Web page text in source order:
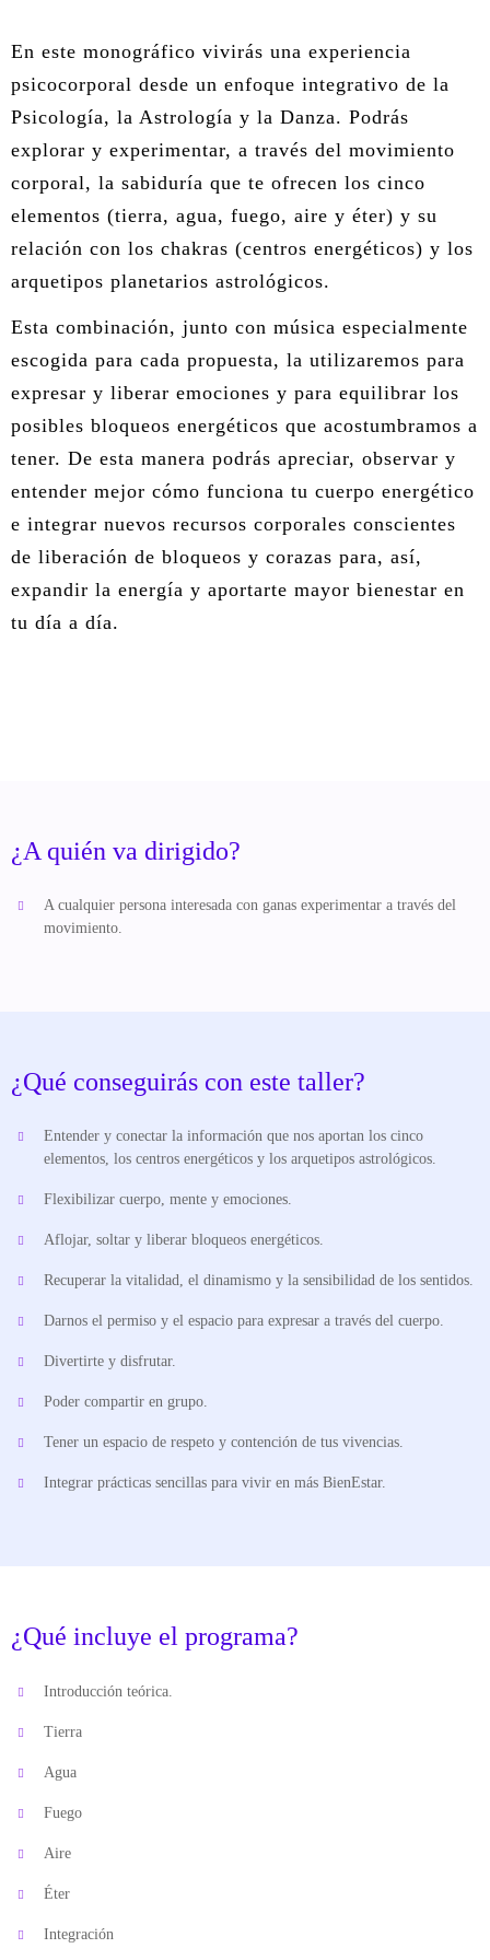
ÁREA DE CORPORAL
ÁREA DE PEDAGOGÍA SISTÉMICA
ÁREA DE INTERVENCIÓN ESTRATÉGICA
ÁREA ONLINE
En este monográfico vivirás una experiencia
psicocorporal desde un enfoque integrativo de la
Psicología, la Astrología y la Danza. Podrás
explorar y experimentar, a través del movimiento
corporal, la sabiduría que te ofrecen los cinco
elementos (tierra, agua, fuego, aire y éter) y su
relación con los chakras (centros energéticos) y los
arquetipos planetarios astrológicos.
Esta combinación, junto con música especialmente
escogida para cada propuesta, la utilizaremos para
expresar y liberar emociones y para equilibrar los
posibles bloqueos energéticos que acostumbramos a
tener. De esta manera podrás apreciar, observar y
entender mejor cómo funciona tu cuerpo energético
e integrar nuevos recursos corporales conscientes
de liberación de bloqueos y corazas para, así,
expandir la energía y aportarte mayor bienestar en
tu día a día.
¿A quién va dirigido?
A cualquier persona interesada con ganas experimentar a través del
movimiento.
¿Qué conseguirás con este taller?
Entender y conectar la información que nos aportan los cinco
elementos, los centros energéticos y los arquetipos astrológicos.
Flexibilizar cuerpo, mente y emociones.
Aflojar, soltar y liberar bloqueos energéticos.
Recuperar la vitalidad, el dinamismo y la sensibilidad de los sentidos.
Darnos el permiso y el espacio para expresar a través del cuerpo.
Divertirte y disfrutar.
Poder compartir en grupo.
Tener un espacio de respeto y contención de tus vivencias.
Integrar prácticas sencillas para vivir en más BienEstar.
¿Qué incluye el programa?
Introducción teórica.
Tierra
Agua
Fuego
Aire
Éter
Integración